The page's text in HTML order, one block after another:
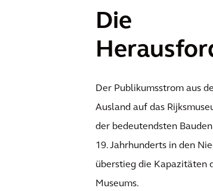
Die
Der Publikumsstrom aus
Ausland auf das
der bedeutendsten
19. Jahrhunderts in den
überstieg die Kapazitäten
Museums.